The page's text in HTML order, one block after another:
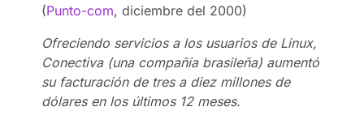
(Punto-com, diciembre del 2000)
Ofreciendo servicios a los usuarios de Linux,
Conectiva (una compañía brasileña) aumentó
su facturación de tres a diez millones de
dólares en los últimos 12 meses.